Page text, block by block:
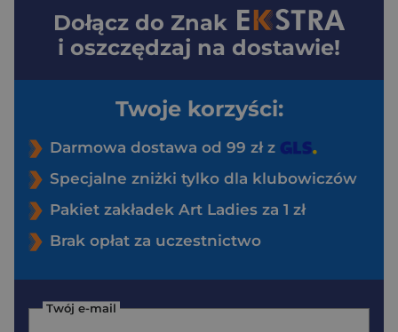
Dołącz do Znak
i oszczędzaj na dostawie!
Twoje korzyści:
Darmowa dostawa od 99 zł z
Specjalne zniżki tylko dla klubowiczów
Pakiet zakładek Art Ladies za 1 zł
Brak opłat za uczestnictwo
Twój e-mail